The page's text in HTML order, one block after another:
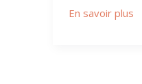
En savoir plus